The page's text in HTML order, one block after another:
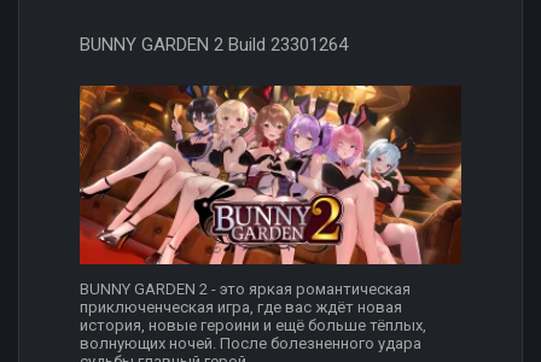
BUNNY GARDEN 2 Build 23301264
BUNNY GARDEN 2 - это яркая романтическая
приключенческая игра, где вас ждёт новая
история, новые героини и ещё больше тёплых,
волнующих ночей. После болезненного удара